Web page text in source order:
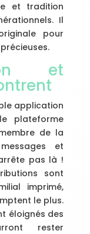
et tradition
Il
pour
et
application
plateforme
de la
et
pas là !
sont
imprimé,
le plus.
éloignés des
rester